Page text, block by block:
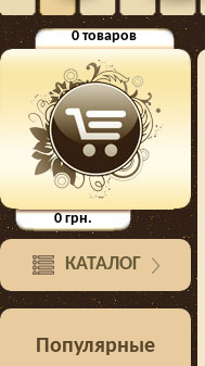
0товаров
0грн.
КАТАЛОГ
Популярные